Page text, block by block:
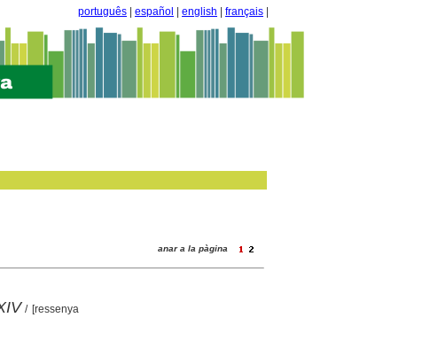
português español english français
anar a la pàgina
/ [ressenya